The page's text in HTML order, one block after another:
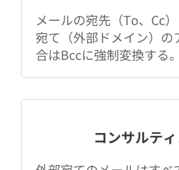
メールの宛先（To、Cc
宛て（外部ドメイン）
合はBccに強制変換する。
コンサルテ